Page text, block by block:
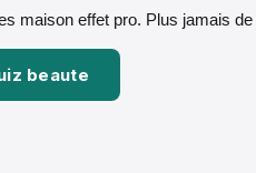
maison effet pro. Plus jamais
beaute